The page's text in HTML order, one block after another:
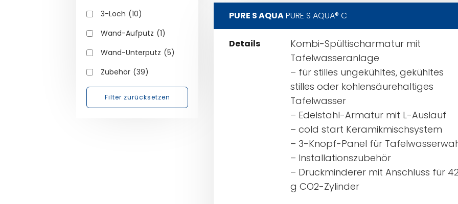
3-Loch (10)
Wand-Aufputz (1)
Wand-Unterputz (5)
Zubehör (39)
PURE S AQUAPURE S AQUA® C
Details
Kombi-Spültischarmatur mit
Tafelwasseranlage
– für stilles ungekühltes, gekühltes
stilles oder kohlensäurehaltiges
Tafelwasser
– Edelstahl-Armatur mit L-Auslauf
– cold start Keramikmischsystem
– 3-Knopf-Panel für
– Installationszubehör
– Druckminderer mit Anschluss für
g CO2-Zylinder